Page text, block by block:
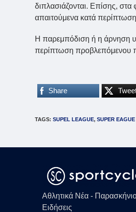
διπλασιάζονται. Επίσης,
απαιτούμενα κατά περίπτωση
Η παρεμπόδιση ή η άρνηση
περίπτωση προβλεπόμενου
Share
TAGS: SUPEL LEAGUE, SUPER EAGUE
Αθλητικά Νέα -
Ειδήσεις